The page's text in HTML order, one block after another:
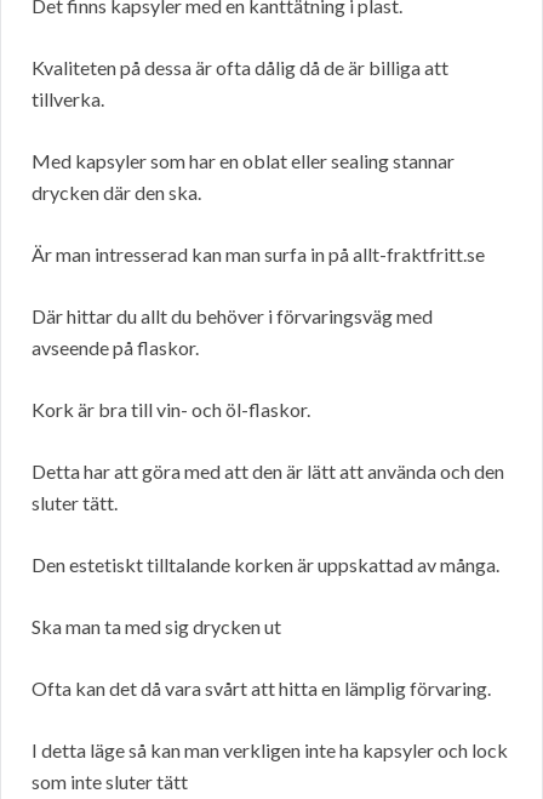
Det finns kapsyler med en kanttätning i plast.
Kvaliteten på dessa är ofta dålig då de är billiga att
tillverka.
Med kapsyler som har en oblat eller sealing stannar
drycken där den ska.
Är man intresserad kan man surfa in på allt-fraktfritt.se
Där hittar du allt du behöver i förvaringsväg med
avseende på flaskor.
Kork är bra till vin- och öl-flaskor.
Detta har att göra med att den är lätt att använda och den
sluter tätt.
Den estetiskt tilltalande korken är uppskattad av många.
Ska man ta med sig drycken ut
Ofta kan det då vara svårt att hitta en lämplig förvaring.
I detta läge så kan man verkligen inte ha kapsyler och lock
som inte sluter tätt